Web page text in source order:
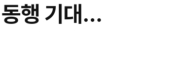
동행 기대…